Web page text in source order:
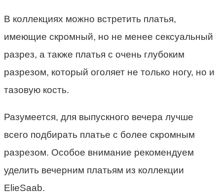
В коллекциях можно встретить платья,
имеющие скромный, но не менее сексуальный
разрез, а также платья с очень глубоким
разрезом, который оголяет не только ногу, но и
тазовую кость.
Разумеется, для выпускного вечера лучше
всего подбирать платье с более скромным
разрезом. Особое внимание рекомендуем
уделить вечерним платьям из коллекции
ElieSaab.